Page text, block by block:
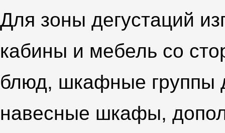
Для зоны дегустаций
кабины и мебель со
блюд, шкафные группы
навесные шкафы,